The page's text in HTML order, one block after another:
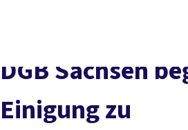
DGB Sachsen
Einigung zu